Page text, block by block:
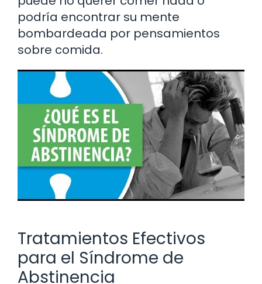
podría encontrar su mente
bombardeada por pensamientos
sobre comida.
Tratamientos Efectivos
para el Síndrome de
Abstinencia